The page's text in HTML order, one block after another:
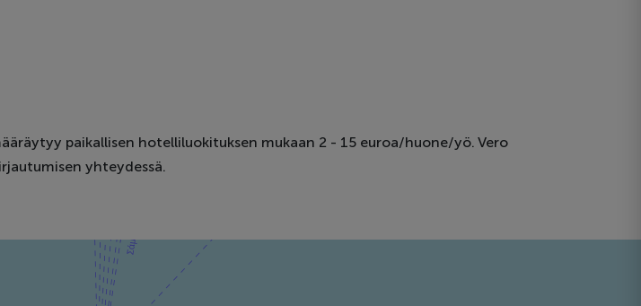
paikallisen hotelliluokituksen mukaan 2 - 15 euroa/huone/yö. Vero
yhteydessä.